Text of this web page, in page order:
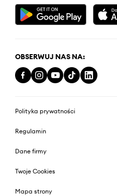
OBSERWUJ NAS NA:
Polityka prywatności
Regulamin
Dane firmy
Twoje Cookies
Mapa strony